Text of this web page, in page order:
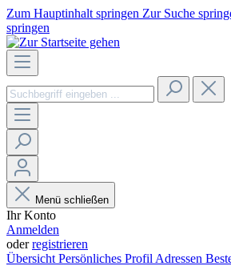
Zum Hauptinhalt springen Zur Suche
springen
Menü schließen
Ihr Konto
Anmelden
oderregistrieren
Übersicht Persönliches Profil Adressen